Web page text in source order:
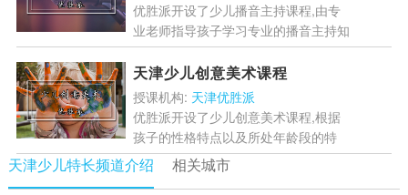
优胜派开设了少儿播音主持课程,由专
业老师指导孩子学习专业的播音主持知
识,并且在课程当中通过丰富的活动引
导锻炼孩子的演讲能力,帮助孩子全面
成长....[详情]
天津少儿创意美术课程
授课机构: 天津优胜派
优胜派开设了少儿创意美术课程,根据
孩子的性格特点以及所处年龄段的特
点,由专业的老师指定极爱哦学方案,并
且在课程当中通过丰富的活动帮助孩子
天津少儿特长频道介绍 相关城市